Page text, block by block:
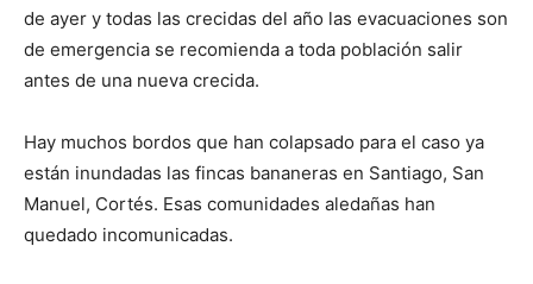
de ayer y todas las crecidas del año las evacuaciones son
de emergencia se recomienda a toda población salir
antes de una nueva crecida.
Hay muchos bordos que han colapsado para el caso ya
están inundadas las fincas bananeras en Santiago, San
Manuel, Cortés. Esas comunidades aledañas han
quedado incomunicadas.